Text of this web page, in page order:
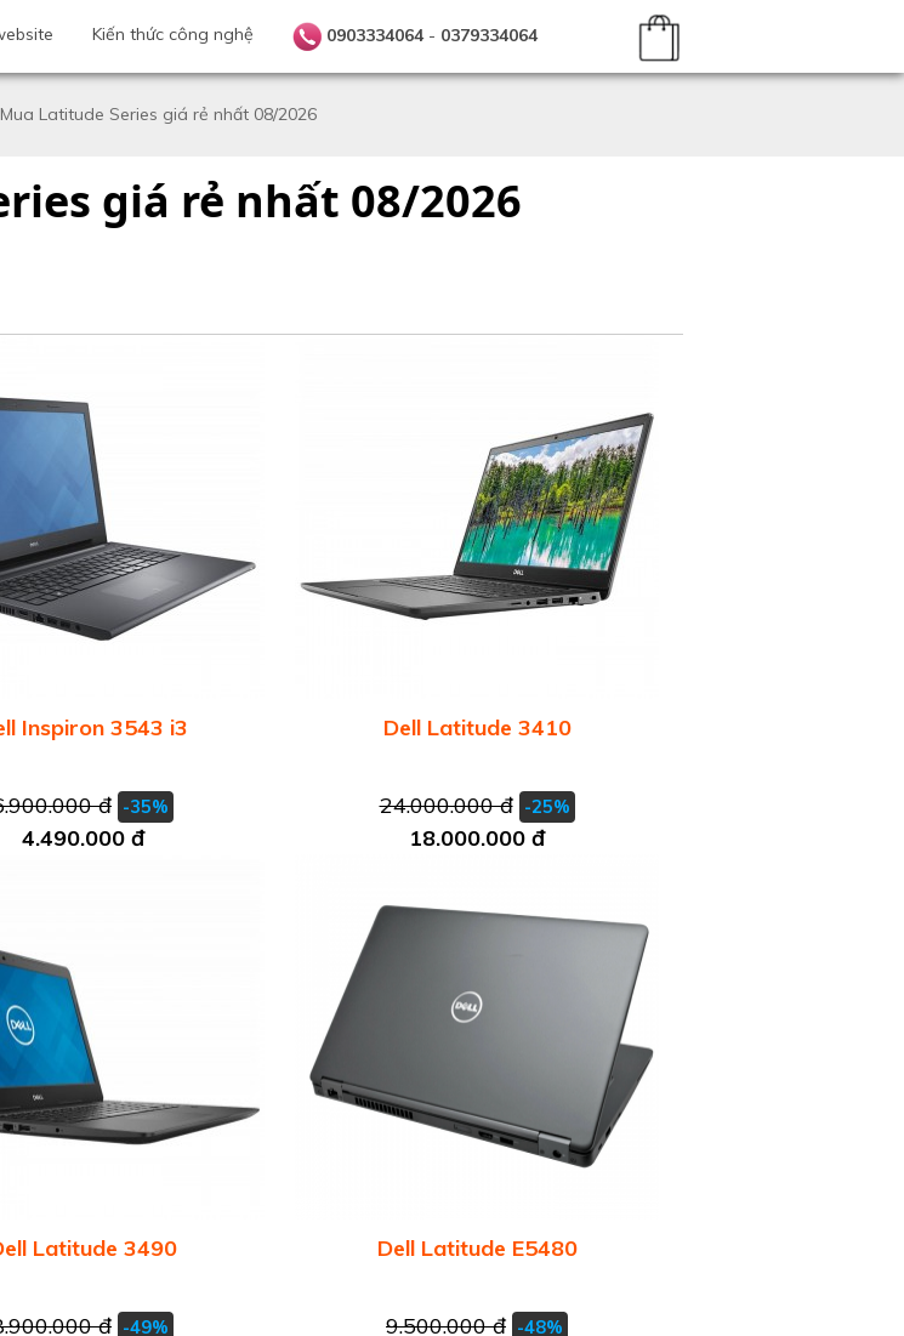
Kiến thức công nghệ 0903334064- 0379334064
Mua Latitude Series giá rẻ nhất 08/2026
giá rẻ nhất 08/2026
Inspiron 3543 i3
đ -35%
4.490.000 đ
Dell Latitude 3410
24.000.000 đ -25%
18.000.000 đ
Latitude 3490
đ -49%
Dell Latitude E5480
9.500.000 đ -48%